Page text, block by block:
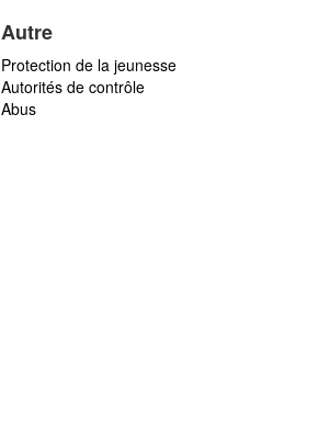
Autre
Protection de la jeunesse
Autorités de contrôle
Abus